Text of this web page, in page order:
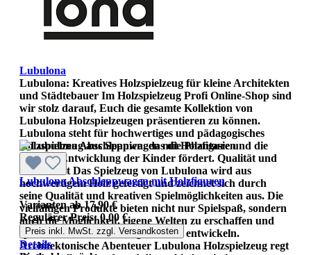
Lubulona
Lubulona: Kreatives Holzspielzeug für kleine Architekten
und Städtebauer Im Holzspielzeug Profi Online-Shop sind
wir stolz darauf, Euch die gesamte Kollektion von
Lubulona Holzspielzeugen präsentieren zu können.
Lubulona steht für hochwertiges und pädagogisches
Holzspielzeug aus Spanien, das die Phantasie und die
kreative Entwicklung der Kinder fördert. Qualität und
Kreativität Das Spielzeug von Lubulona wird aus
hochwertigem Holz gefertigt und zeichnet sich durch
seine Qualität und kreativen Spielmöglichkeiten aus. Die
vielfältigen Produkte bieten nicht nur Spielspaß, sondern
auch die Möglichkeit, eigene Welten zu erschaffen und
spielerisch die Vorstellungskraft zu entwickeln.
Architektonische Abenteuer Lubulona Holzspielzeug regt
Lubulona Abschleppwagen mit Holzfiguren
Varianten ab17,90 €
Regulärer Preis:0,00 €
Preis inkl. MwSt. zzgl. Versandkosten
Details